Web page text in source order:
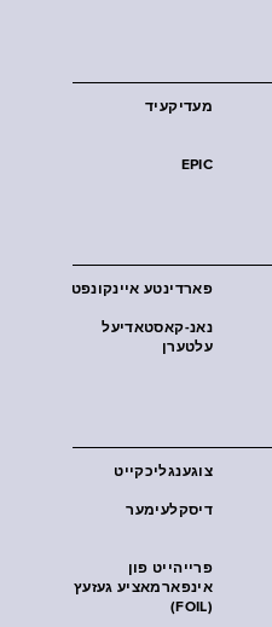
מעדיקעיד
EPIC
פארדינטע איינקונפט
נאנ-קאסטאדיעל
עלטערן
צוגענגליכקייט
דיסקלעימער
פרייהייט פון
אינפארמאציע געזעץ
(FOIL)